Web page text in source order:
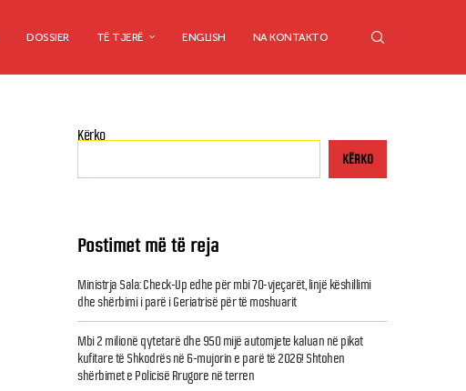
DOSSIER TË TJERË ENGLISH NA KONTAKTO
Kërko
KËRKO
Postimet më të reja
Ministrja Sala: Check-Up edhe për mbi 70-vjeçarët, linjë këshillimi
dhe shërbimi i parë i Geriatrisë për të moshuarit
Mbi 2 milionë qytetarë dhe 950 mijë automjete kaluan në pikat
kufitare të Shkodrës në 6-mujorin e parë të 2026! Shtohen
shërbimet e Policisë Rrugore në terren